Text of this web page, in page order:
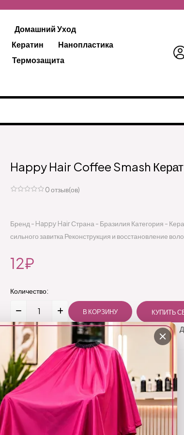
Домашний Уход
Кератин
Нанопластика
Термозащита
Happy Hair Coffee Smash
0 отзыв(ов)
Бренд - Happy Hair Страна - Бразилия Категория -
сильного завитка Реконструкция и восстановление
12₽
Количество:
Добавить в избранное
Бренд:Happy Hair
Код товара:
850/1